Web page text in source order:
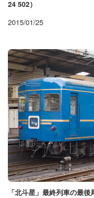
24 502）
2015/01/25
「北斗星」最終列車の最